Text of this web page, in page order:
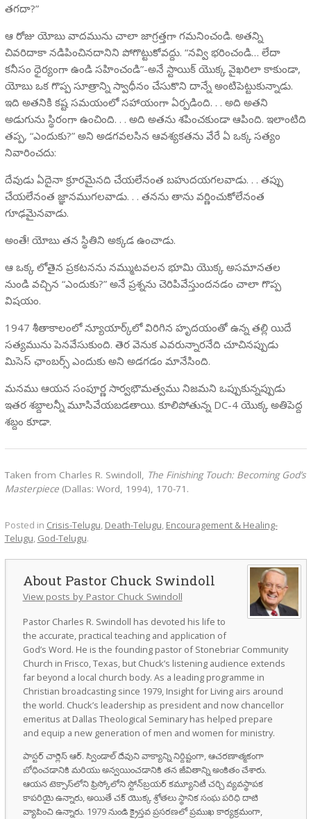
తగదా?”
ఆ రోజు యోబు వాదమును చాలా జాగ్రత్తగా గమనించండి. అతన్ని
చివరిదాకా నడిపించినదానిని పోగొట్టుకోవద్దు. “నవ్వి భరించండి… లేదా
కనీసం ధైర్యంగా ఉండి సహించండి”-అనే స్టాయిక్ యొక్క వైఖరిలా కాకుండా,
యోబు ఒక గొప్ప సూత్రాన్ని స్వాధీనం చేసుకొని దాన్నే అంటిపెట్టుకున్నాడు.
ఇది అతనికి కష్ట సమయంలో సహాయంగా ఏర్పడింది. . . అది అతని
అడుగును స్థిరంగా ఉంచింది. . . అది అతను శపించకుండా ఆపింది. ఇలాంటిది
తప్ప, “ఎందుకు?” అని అడగవలసిన ఆవశ్యకతను వేరే ఏ ఒక్క సత్యం
నివారించదు:
దేవుడు ఏదైనా క్రూరమైనది చేయలేనంత బహుదయగలవాడు. . . తప్పు
చేయలేనంత జ్ఞానముగలవాడు. . . తనను తాను వర్ణించుకోలేనంత
గూఢమైనవాడు.
అంతే! యోబు తన స్థితిని అక్కడ ఉంచాడు.
ఆ ఒక్క లోతైన ప్రకటనను నమ్ముటవలన భూమి యొక్క అసమానతల
నుండి వచ్చిన “ఎందుకు?” అనే ప్రశ్నను చెరిపివేస్తుందనడం చాలా గొప్ప
విషయం.
1947 శీతాకాలంలో న్యూయార్క్‌లో విరిగిన హృదయంతో ఉన్న తల్లి యిదే
సత్యమును పెనవేసుకుంది. తెర వెనుక ఎవరున్నారనేది చూచినప్పుడు
మిసెస్ ఛాంబర్స్ ఎందుకు అని అడగడం మానేసింది.
మనము ఆయన సంపూర్ణ సార్వభౌమత్వము నిజమని ఒప్పుకున్నప్పుడు
ఇతర శబ్దాలన్నీ మూసివేయబడతాయి. కూలిపోతున్న DC-4 యొక్క అతిపెద్ద
శబ్దం కూడా.
Taken from Charles R. Swindoll, The Finishing Touch: Becoming God’s
Masterpiece(Dallas: Word, 1994), 170-71.
Posted in Crisis-Telugu, Death-Telugu, Encouragement & Healing-
Telugu, God-Telugu.
Pastor Chuck Swindoll
View posts by Pastor Chuck Swindoll
Pastor Charles R. Swindoll has devoted his life to
the accurate, practical teaching and application of
God’s Word. He is the founding pastor of Stonebriar Community
Church in Frisco, Texas, but Chuck’s listening audience extends
far beyond a local church body. As a leading programme in
Christian broadcasting since 1979, Insight for Living airs around
the world. Chuck’s leadership as president and now chancellor
emeritus at Dallas Theological Seminary has helped prepare
and equip a new generation of men and women for ministry.
పాస్టర్ చార్లెస్ ఆర్. స్విండాల్ దేవుని వాక్యాన్ని నిర్దిష్టంగా, ఆచరణాత్మకంగా
బోధించడానికి మరియు అన్వయించడానికి తన జీవితాన్ని అంకితం చేశారు.
ఆయన టెక్సాస్‌లోని ఫ్రిస్కోలోని స్టోన్‌బ్రయర్ కమ్యూనిటీ చర్చి వ్యవస్థాపక
కాపరియై ఉన్నారు, అయితే చక్ యొక్క శ్రోతలు స్థానిక సంఘ పరిధి దాటి
వ్యాపించి ఉన్నారు. 1979 నుండి క్రైస్తవ ప్రసరణలో ప్రముఖ కార్యక్రమంగా,